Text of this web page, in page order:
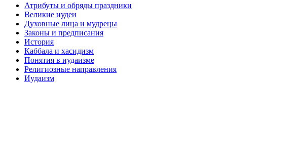
Атрибуты и обряды праздники
Великие иудеи
Духовные лица и мудрецы
Законы и предписания
История
Каббала и хасидизм
Понятия в иудаизме
Религиозные направления
Иудаизм